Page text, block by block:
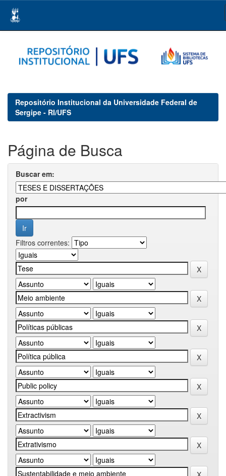
navigation
Repositório Institucional da Universidade Federal de
Sergipe - RI/UFS
Página de Busca
Buscar em:
por
Filtros correntes: